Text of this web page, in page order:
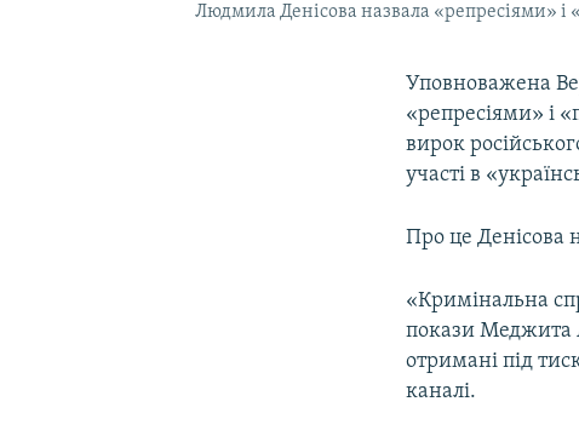
Людмила Денісова назвала «репресіями»
Уповноважена
«репресіями» і
вирок
участі в
Про це Денісова
«Кримінальна
покази Меджита
отримані під
каналі.